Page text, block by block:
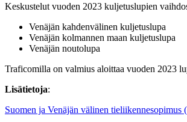
Keskustelut vuoden 2023 kuljetuslupien
Venäjän kahdenvälinen kuljetuslupa
Venäjän kolmannen maan kuljetuslupa
Venäjän noutolupa
Traficomilla on valmius aloittaa vuoden 2023
Lisätietoja:
Suomen ja Venäjän välinen tieliikennesopimus